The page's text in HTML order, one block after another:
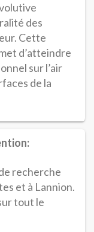
des
Cette
d’atteindre
sur l’air
de la
recherche
et à Lannion.
tout le